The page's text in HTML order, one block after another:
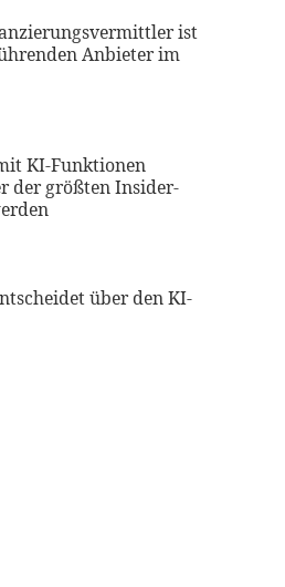
ist
Anbieter im
KI-Funktionen
der größten Insider-
über den KI-